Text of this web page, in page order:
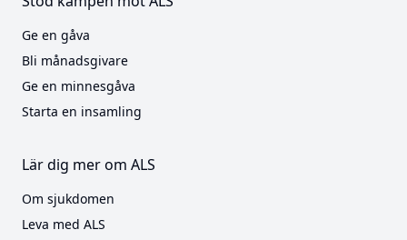
Ge en gåva
Bli månadsgivare
Ge en minnesgåva
Starta en insamling
Lär dig mer om ALS
Om sjukdomen
Leva med ALS